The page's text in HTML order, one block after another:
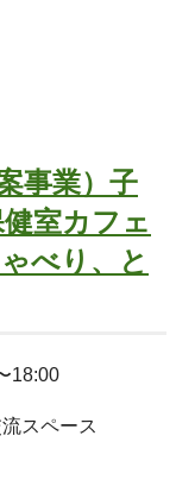
事業）子
室カフェ
べり、と
18:00
スペース